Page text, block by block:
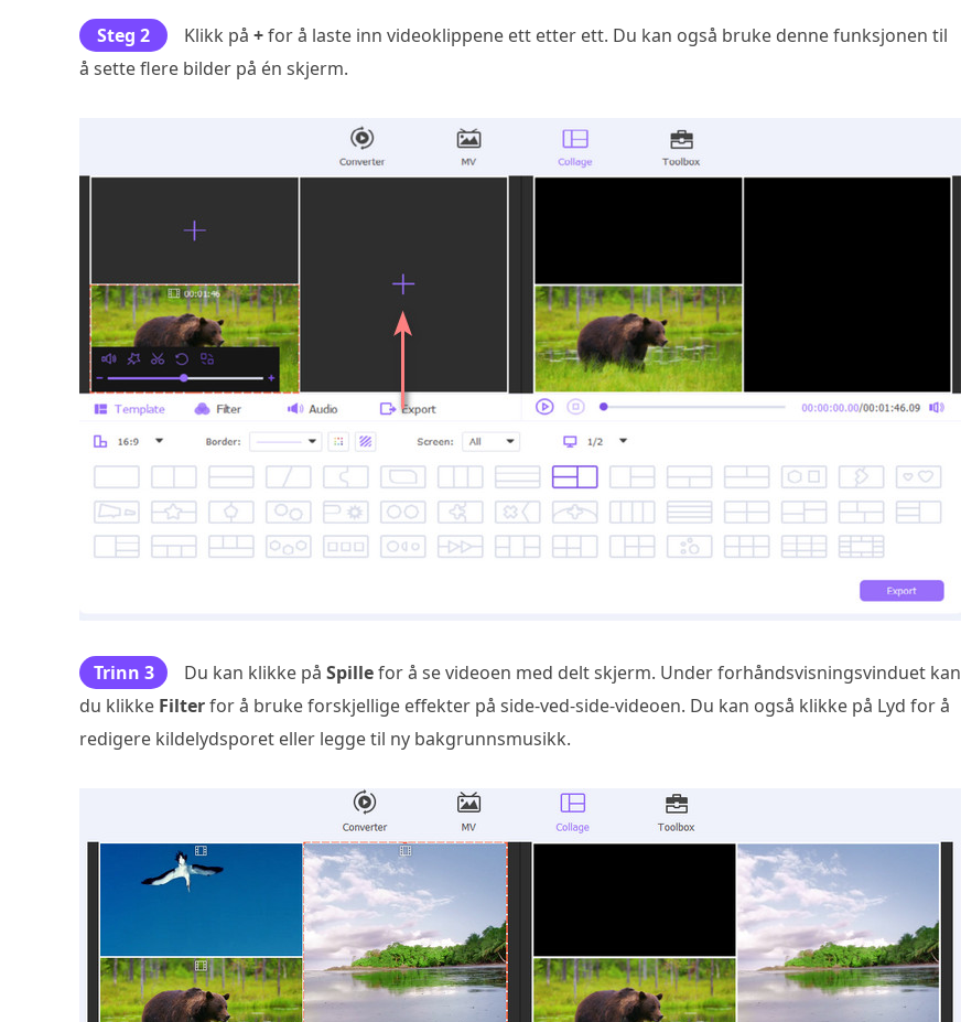
Steg 2 Klikk på +for å laste inn videoklippene ett etter ett. Du kan også bruke denne funksjonen til
å sette flere bilder på én skjerm.
Trinn 3 Du kan klikke på Spillefor å se videoen med delt skjerm. Under forhåndsvisningsvinduet kan
du klikke Filterfor å bruke forskjellige effekter på side-ved-side-videoen. Du kan også klikke på Lyd for å
redigere kildelydsporet eller legge til ny bakgrunnsmusikk.